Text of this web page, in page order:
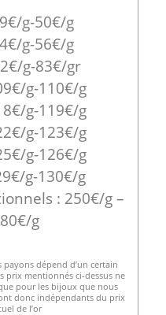
g-50€/g
g-56€/g
g-83€/gr
g-110€/g
g-119€/g
g-123€/g
g-126€/g
g-130€/g
: 250€/g –
g
dépend d’un certain
prix mentionnés ci-dessus ne
pour les bijoux que nous
donc indépendants du prix
de l’or